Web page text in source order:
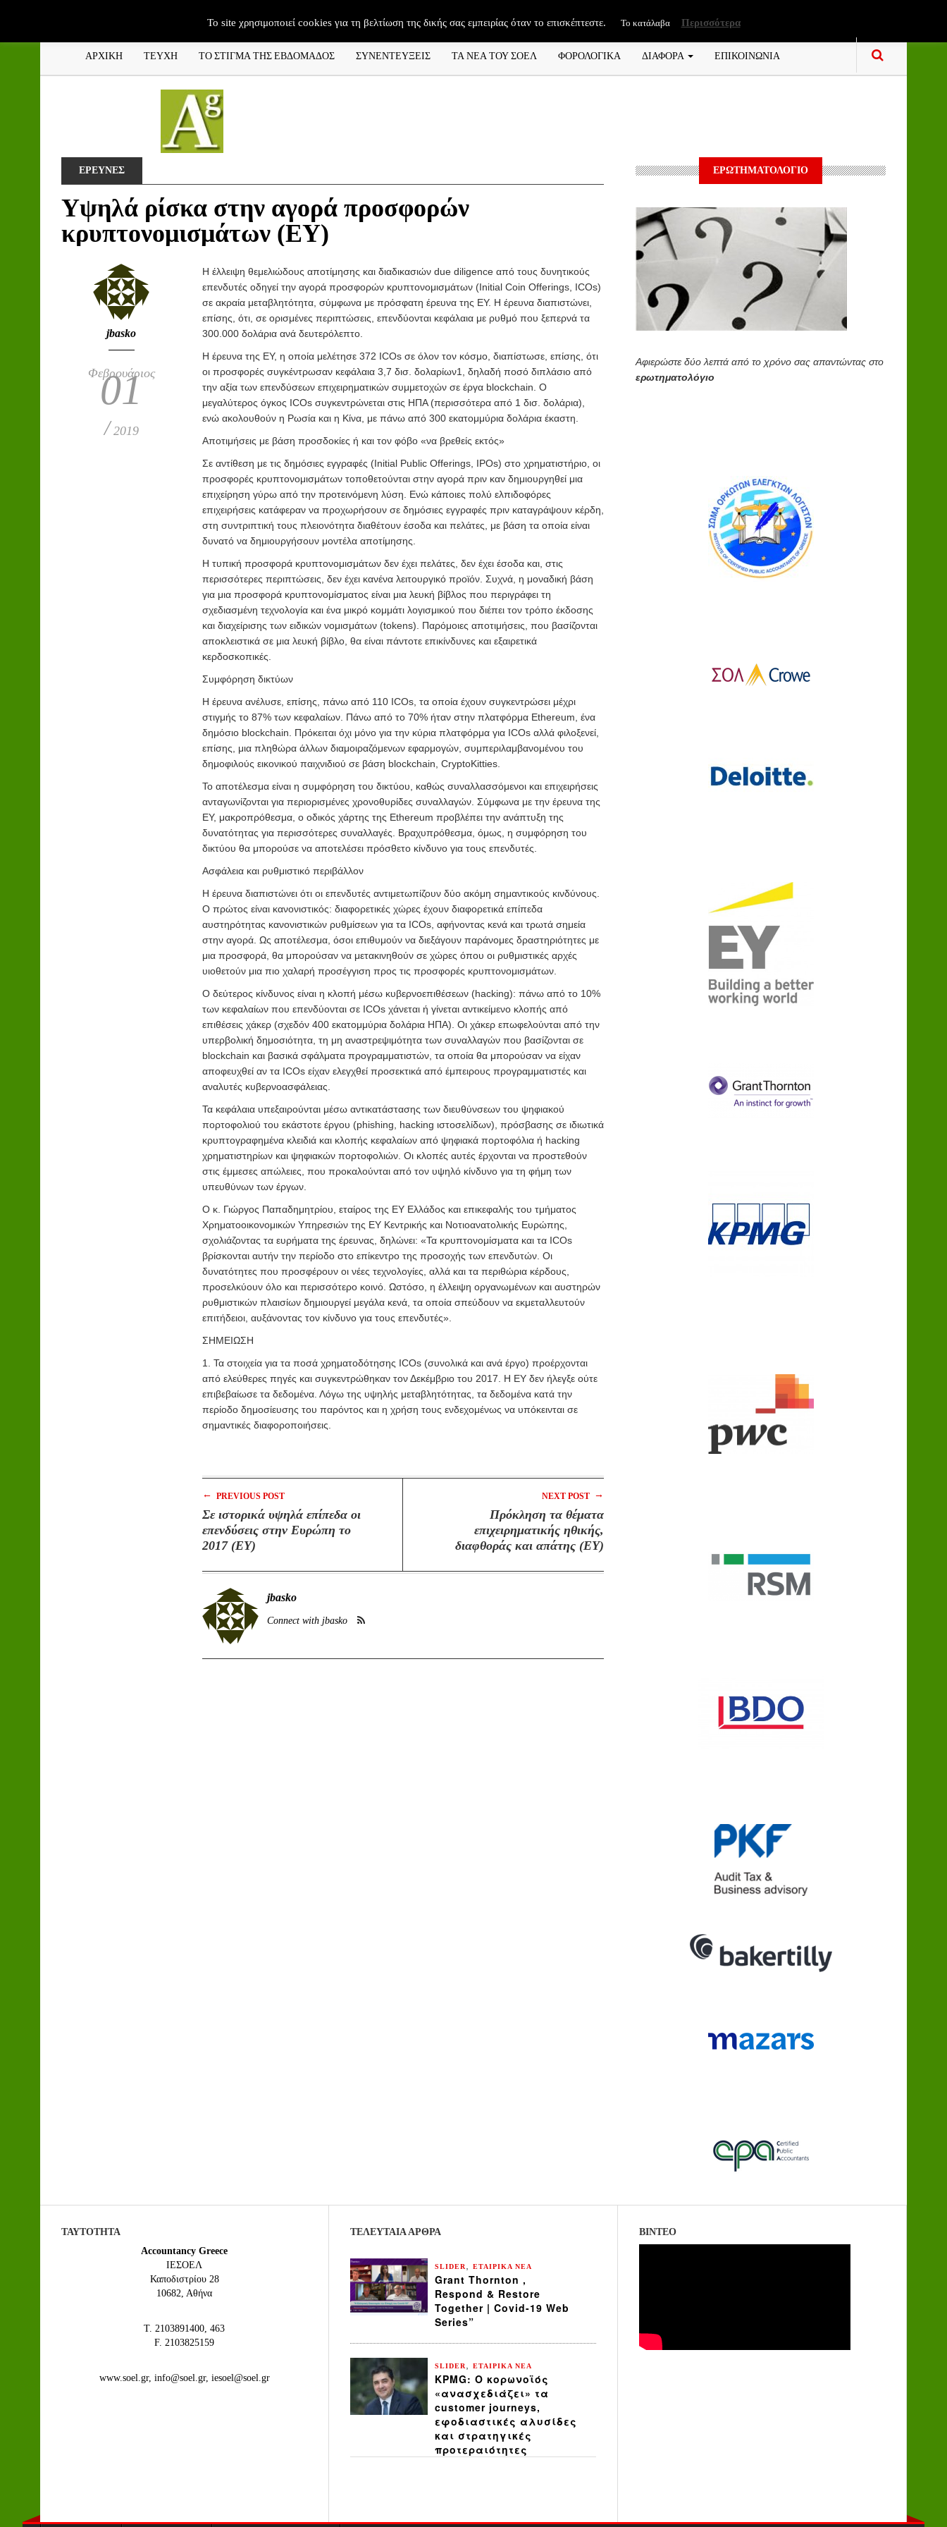
ΑΡΧΙΚΗ ΤΕΥΧΗ ΤΟ ΣΤΙΓΜΑ ΤΗΣ ΕΒΔΟΜΑΔΟΣ ΣΥΝΕΝΤΕΥΞΕΙΣ ΤΑ ΝΕΑ ΤΟΥ ΣΟΕΛ ΦΟΡΟΛΟΓΙΚΑ ΔΙΑΦΟΡΑ ΕΠΙΚΟΙΝΩΝΙΑ
ΕΡΕΥΝΕΣ
Υψηλά ρίσκα στην αγορά προσφορών
κρυπτονομισμάτων (ΕΥ)
jbasko
Φεβρουάριος
01
/ 2019
Η έλλειψη θεμελιώδους αποτίμησης και διαδικασιών due diligence από τους δυνητικούς
επενδυτές οδηγεί την αγορά προσφορών κρυπτονομισμάτων (Initial Coin Offerings, ICOs)
σε ακραία μεταβλητότητα, σύμφωνα με πρόσφατη έρευνα της ΕΥ. Η έρευνα διαπιστώνει,
επίσης, ότι, σε ορισμένες περιπτώσεις, επενδύονται κεφάλαια με ρυθμό που ξεπερνά τα
300.000 δολάρια ανά δευτερόλεπτο.
Η έρευνα της ΕΥ, η οποία μελέτησε 372 ICOs σε όλον τον κόσμο, διαπίστωσε, επίσης, ότι
οι προσφορές συγκέντρωσαν κεφάλαια 3,7 δισ. δολαρίων1
, δηλαδή ποσό διπλάσιο από
την αξία των επενδύσεων επιχειρηματικών συμμετοχών σε έργα blockchain. Ο
μεγαλύτερος όγκος ICOs συγκεντρώνεται στις ΗΠΑ (περισσότερα από 1 δισ. δολάρια),
ενώ ακολουθούν η Ρωσία και η Κίνα, με πάνω από 300 εκατομμύρια δολάρια έκαστη.
Αποτιμήσεις με βάση προσδοκίες ή και τον φόβο «να βρεθείς εκτός»
Σε αντίθεση με τις δημόσιες εγγραφές (Initial Public Offerings, IPOs) στο χρηματιστήριο, οι
προσφορές κρυπτονομισμάτων τοποθετούνται στην αγορά πριν καν δημιουργηθεί μια
επιχείρηση γύρω από την προτεινόμενη λύση. Ενώ κάποιες πολύ ελπιδοφόρες
επιχειρήσεις κατάφεραν να προχωρήσουν σε δημόσιες εγγραφές πριν καταγράψουν κέρδη,
στη συντριπτική τους πλειονότητα διαθέτουν έσοδα και πελάτες, με βάση τα οποία είναι
δυνατό να δημιουργήσουν μοντέλα αποτίμησης.
Η τυπική προσφορά κρυπτονομισμάτων δεν έχει πελάτες, δεν έχει έσοδα και, στις
περισσότερες περιπτώσεις, δεν έχει κανένα λειτουργικό προϊόν. Συχνά, η μοναδική βάση
για μια προσφορά κρυπτονομίσματος είναι μια λευκή βίβλος που περιγράφει τη
σχεδιασμένη τεχνολογία και ένα μικρό κομμάτι λογισμικού που διέπει τον τρόπο έκδοσης
και διαχείρισης των ειδικών νομισμάτων (tokens). Παρόμοιες αποτιμήσεις, που βασίζονται
αποκλειστικά σε μια λευκή βίβλο, θα είναι πάντοτε επικίνδυνες και εξαιρετικά
κερδοσκοπικές.
Συμφόρηση δικτύων
Η έρευνα ανέλυσε, επίσης, πάνω από 110 ICOs, τα οποία έχουν συγκεντρώσει μέχρι
στιγμής το 87% των κεφαλαίων. Πάνω από το 70% ήταν στην πλατφόρμα Ethereum, ένα
δημόσιο blockchain. Πρόκειται όχι μόνο για την κύρια πλατφόρμα για ICOs αλλά φιλοξενεί,
επίσης, μια πληθώρα άλλων διαμοιραζόμενων εφαρμογών, συμπεριλαμβανομένου του
δημοφιλούς εικονικού παιχνιδιού σε βάση blockchain, CryptoKitties.
Το αποτέλεσμα είναι η συμφόρηση του δικτύου, καθώς συναλλασσόμενοι και επιχειρήσεις
ανταγωνίζονται για περιορισμένες χρονοθυρίδες συναλλαγών. Σύμφωνα με την έρευνα της
ΕΥ, μακροπρόθεσμα, ο οδικός χάρτης της Ethereum προβλέπει την ανάπτυξη της
δυνατότητας για περισσότερες συναλλαγές. Βραχυπρόθεσμα, όμως, η συμφόρηση του
δικτύου θα μπορούσε να αποτελέσει πρόσθετο κίνδυνο για τους επενδυτές.
Ασφάλεια και ρυθμιστικό περιβάλλον
Η έρευνα διαπιστώνει ότι οι επενδυτές αντιμετωπίζουν δύο ακόμη σημαντικούς κινδύνους.
Ο πρώτος είναι κανονιστικός: διαφορετικές χώρες έχουν διαφορετικά επίπεδα
αυστηρότητας κανονιστικών ρυθμίσεων για τα ICOs, αφήνοντας κενά και τρωτά σημεία
στην αγορά. Ως αποτέλεσμα, όσοι επιθυμούν να διεξάγουν παράνομες δραστηριότητες με
μια προσφορά, θα μπορούσαν να μετακινηθούν σε χώρες όπου οι ρυθμιστικές αρχές
υιοθετούν μια πιο χαλαρή προσέγγιση προς τις προσφορές κρυπτονομισμάτων.
Ο δεύτερος κίνδυνος είναι η κλοπή μέσω κυβερνοεπιθέσεων (hacking): πάνω από το 10%
των κεφαλαίων που επενδύονται σε ICOs χάνεται ή γίνεται αντικείμενο κλοπής από
επιθέσεις χάκερ (σχεδόν 400 εκατομμύρια δολάρια ΗΠΑ). Οι χάκερ επωφελούνται από την
υπερβολική δημοσιότητα, τη μη αναστρεψιμότητα των συναλλαγών που βασίζονται σε
blockchain και βασικά σφάλματα προγραμματιστών, τα οποία θα μπορούσαν να είχαν
αποφευχθεί αν τα ICOs είχαν ελεγχθεί προσεκτικά από έμπειρους προγραμματιστές και
αναλυτές κυβερνοασφάλειας.
Τα κεφάλαια υπεξαιρούνται μέσω αντικατάστασης των διευθύνσεων του ψηφιακού
πορτοφολιού του εκάστοτε έργου (phishing, hacking ιστοσελίδων), πρόσβασης σε ιδιωτικά
κρυπτογραφημένα κλειδιά και κλοπής κεφαλαίων από ψηφιακά πορτοφόλια ή hacking
χρηματιστηρίων και ψηφιακών πορτοφολιών. Οι κλοπές αυτές έρχονται να προστεθούν
στις έμμεσες απώλειες, που προκαλούνται από τον υψηλό κίνδυνο για τη φήμη των
υπευθύνων των έργων.
Ο κ. Γιώργος Παπαδημητρίου, εταίρος της ΕΥ Ελλάδος και επικεφαλής του τμήματος
Χρηματοοικονομικών Υπηρεσιών της ΕΥ Κεντρικής και Νοτιοανατολικής Ευρώπης,
σχολιάζοντας τα ευρήματα της έρευνας, δηλώνει: «Τα κρυπτονομίσματα και τα ICOs
βρίσκονται αυτήν την περίοδο στο επίκεντρο της προσοχής των επενδυτών. Οι
δυνατότητες που προσφέρουν οι νέες τεχνολογίες, αλλά και τα περιθώρια κέρδους,
προσελκύουν όλο και περισσότερο κοινό. Ωστόσο, η έλλειψη οργανωμένων και αυστηρών
ρυθμιστικών πλαισίων δημιουργεί μεγάλα κενά, τα οποία σπεύδουν να εκμεταλλευτούν
επιτήδειοι, αυξάνοντας τον κίνδυνο για τους επενδυτές».
ΣΗΜΕΙΩΣΗ
1. Τα στοιχεία για τα ποσά χρηματοδότησης ICOs (συνολικά και ανά έργο) προέρχονται
από ελεύθερες πηγές και συγκεντρώθηκαν τον Δεκέμβριο του 2017. Η ΕΥ δεν ήλεγξε ούτε
επιβεβαίωσε τα δεδομένα. Λόγω της υψηλής μεταβλητότητας, τα δεδομένα κατά την
περίοδο δημοσίευσης του παρόντος και η χρήση τους ενδεχομένως να υπόκεινται σε
σημαντικές διαφοροποιήσεις.
← PREVIOUS POST
Σε ιστορικά υψηλά επίπεδα οι
επενδύσεις στην Ευρώπη το
2017 (ΕΥ)
NEXT POST →
Πρόκληση τα θέματα
επιχειρηματικής ηθικής,
διαφθοράς και απάτης (ΕΥ)
jbasko
Connect with jbasko
ΕΡΩΤΗΜΑΤΟΛΟΓΙΟ
Αφιερώστε δύο λεπτά από το χρόνο σας απαντώντας στο
ερωτηματολόγιο
ΤΑΥΤΟΤΗΤΑ
Accountancy Greece
IEΣΟΕΛ
Καποδιστρίου 28
10682, Αθήνα
Τ. 2103891400, 463
F. 2103825159
www.soel.gr, info@soel.gr, iesoel@soel.gr
ΤΕΛΕΥΤΑΙΑ ΆΡΘΡΑ
SLIDER ΕΤΑΙΡΙΚΑ ΝΕΑ
Grant Thornton ,
Respond & Restore
Together | Covid-19 Web
Series”
SLIDER ΕΤΑΙΡΙΚΑ ΝΕΑ
KPMG: Ο κορωνοϊός
«ανασχεδιάζει» τα
customer journeys,
εφοδιαστικές αλυσίδες
και στρατηγικές
προτεραιότητες
ΒΙΝΤΕΟ
To site χρησιμοποιεί cookies για τη βελτίωση της δικής σας εμπειρίας όταν το επισκέπτεστε. Το κατάλαβα Περισσότερα